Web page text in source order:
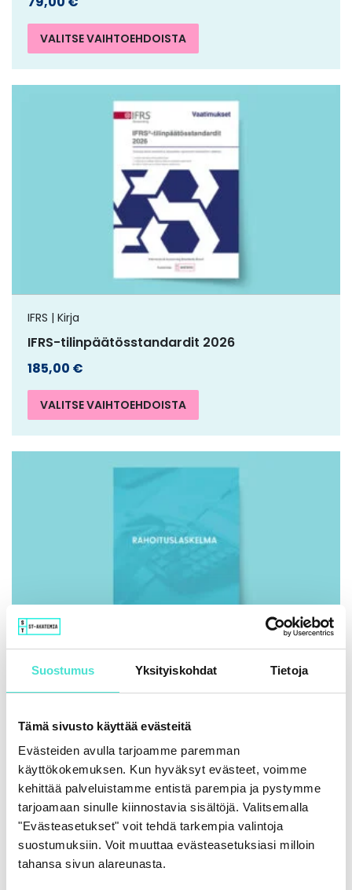
Suostumus Yksityiskohdat Tietoja
Tämä sivusto käyttää evästeitä
Evästeiden avulla tarjoamme paremman
käyttökokemuksen. Kun hyväksyt evästeet, voimme
kehittää palveluistamme entistä parempia ja pystymme
tarjoamaan sinulle kiinnostavia sisältöjä. Valitsemalla
"Evästeasetukset" voit tehdä tarkempia valintoja
suostumuksiin. Voit muuttaa evästeasetuksiasi milloin
tahansa sivun alareunasta.
VALITSE VAIHTOEHDOISTA
IFRS | Kirja
IFRS-tilinpäätösstandardit 2026
185,00 €
VALITSE VAIHTOEHDOISTA
86,00€ (+ alv)
LISÄÄ OSTOSKORIIN
KAIKKI KIRJAT